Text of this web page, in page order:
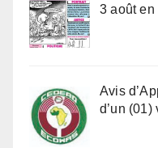
3 août
Avis
d’un